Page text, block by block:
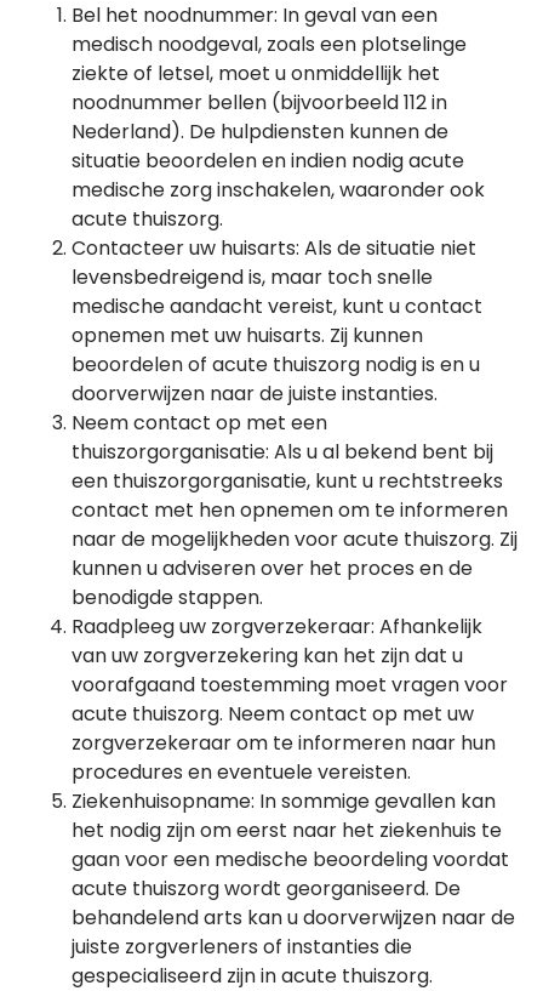
Bel het noodnummer: In geval van een
medisch noodgeval, zoals een plotselinge
ziekte of letsel, moet u onmiddellijk het
noodnummer bellen (bijvoorbeeld 112 in
Nederland). De hulpdiensten kunnen de
situatie beoordelen en indien nodig acute
medische zorg inschakelen, waaronder ook
acute thuiszorg.
Contacteer uw huisarts: Als de situatie niet
levensbedreigend is, maar toch snelle
medische aandacht vereist, kunt u contact
opnemen met uw huisarts. Zij kunnen
beoordelen of acute thuiszorg nodig is en u
doorverwijzen naar de juiste instanties.
Neem contact op met een
thuiszorgorganisatie: Als u al bekend bent bij
een thuiszorgorganisatie, kunt u rechtstreeks
contact met hen opnemen om te informeren
naar de mogelijkheden voor acute thuiszorg. Zij
kunnen u adviseren over het proces en de
benodigde stappen.
Raadpleeg uw zorgverzekeraar: Afhankelijk
van uw zorgverzekering kan het zijn dat u
voorafgaand toestemming moet vragen voor
acute thuiszorg. Neem contact op met uw
zorgverzekeraar om te informeren naar hun
procedures en eventuele vereisten.
Ziekenhuisopname: In sommige gevallen kan
het nodig zijn om eerst naar het ziekenhuis te
gaan voor een medische beoordeling voordat
acute thuiszorg wordt georganiseerd. De
behandelend arts kan u doorverwijzen naar de
juiste zorgverleners of instanties die
gespecialiseerd zijn in acute thuiszorg.